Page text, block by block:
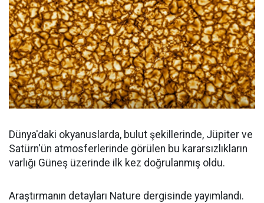
Dünya'daki okyanuslarda, bulut şekillerinde, Jüpiter ve
Satürn'ün atmosferlerinde görülen bu kararsızlıkların
varlığı Güneş üzerinde ilk kez doğrulanmış oldu.
Araştırmanın detayları Nature dergisinde yayımlandı.